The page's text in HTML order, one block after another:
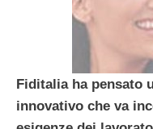
Fiditaliaha pensato
innovativo che va